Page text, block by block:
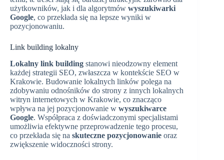
użytkowników, jak i dla algorytmów wyszukiwarki
Google, co przekłada się na lepsze wyniki w
pozycjonowaniu.
Link building lokalny
Lokalny link building stanowi nieodzowny element
każdej strategii SEO, zwłaszcza w kontekście SEO w
Krakowie. Budowanie lokalnych linków polega na
zdobywaniu odnośników do strony z innych lokalnych
witryn internetowych w Krakowie, co znacząco
wpływa na jej pozycjonowanie w wyszukiwarce
Google. Współpraca z doświadczonymi specjalistami
umożliwia efektywne przeprowadzenie tego procesu,
co przekłada się na skuteczne pozycjonowanie oraz
zwiększenie widoczności strony.